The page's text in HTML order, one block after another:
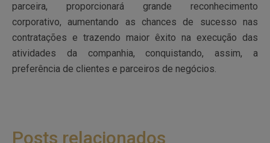
parceira, proporcionará grande reconhecimento
corporativo, aumentando as chances de sucesso nas
contratações e trazendo maior êxito na execução das
atividades da companhia, conquistando, assim, a
preferência de clientes e parceiros de negócios.
Posts relacionados